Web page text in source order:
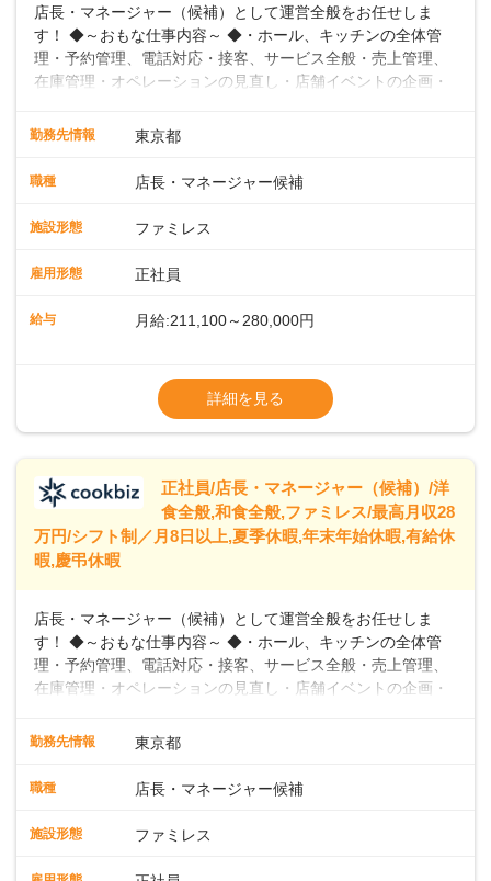
店長・マネージャー（候補）として運営全般をお任せしま
す！ ◆～おもな仕事内容～ ◆・ホール、キッチンの全体管
理・予約管理、電話対応・接客、サービス全般・売上管理、
在庫管理・オペレーションの見直し・店舗イベントの企画・
入社後はスキルに合わせた業務からお任せしますので、徐々
向上を目指すDX推進～ ◆すかいらーくのレストランでは、
スタッフの働きやすさをサポートしています。配膳ロボット
や歩行数が約40%も削減されました！また、配膳ロボットに
なDX（デジタルトランスフォーメーション）の取り組みを進
います。私たちは、多様な働き方を提供し、ライフステージ
に合わせた柔軟な勤務時間や働きやすい環境を整えていま
います。
勤務先情報 東京都
職種 店長・マネージャー候補
施設形態 ファミレス
雇用形態 正社員
給与 月給:211,100～280,000円
※残業代全額支給
※経験に応じて応相談①ナショナル社員：月
給245,800円～②エリア社員 ：月給
詳細を見る
正社員/店長・マネージャー（候補）/洋
食全般,和食全般,ファミレス/最高月収28
万円/シフト制／月8日以上,夏季休暇,年末年始休暇,有給休
暇,慶弔休暇
店長・マネージャー（候補）として運営全般をお任せしま
す！ ◆～おもな仕事内容～ ◆・ホール、キッチンの全体管
理・予約管理、電話対応・接客、サービス全般・売上管理、
在庫管理・オペレーションの見直し・店舗イベントの企画・
入社後はスキルに合わせた業務からお任せしますので、徐々
向上を目指すDX推進～ ◆すかいらーくのレストランでは、
スタッフの働きやすさをサポートしています。配膳ロボット
や歩行数が約40%も削減されました！また、配膳ロボットに
勤務先情報 東京都
職種 店長・マネージャー候補
施設形態 ファミレス